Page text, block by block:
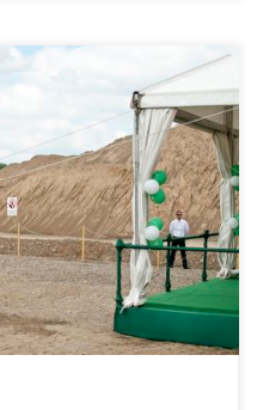
світовий лідер з
спільно з Європейським
відкрила підприємство з
продукції потужністю 600
р-н, Чернівецької обл.).
більше 27 млн. грн. –